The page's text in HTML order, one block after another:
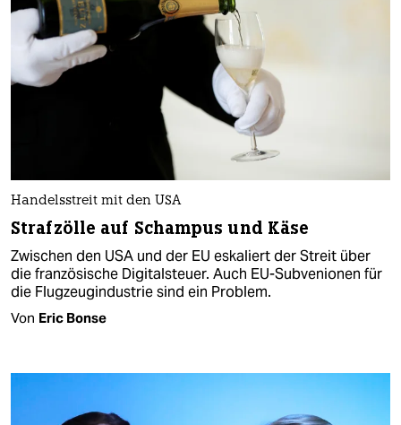
Handelsstreit mit den USA
Strafzölle auf Schampus und Käse
Zwischen den USA und der EU eskaliert der Streit über
die französische Digitalsteuer. Auch EU-Subvenionen für
die Flugzeugindustrie sind ein Problem.
Von Eric Bonse